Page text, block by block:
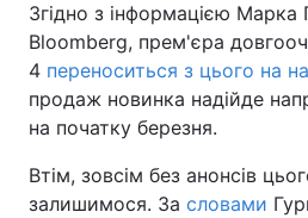
Згідно з інформацією Марка
Bloomberg, прем'єра
4 переноситься з цього на
продаж новинка надійде
на початку березня.
Втім, зовсім без анонсів
залишимося. За словами